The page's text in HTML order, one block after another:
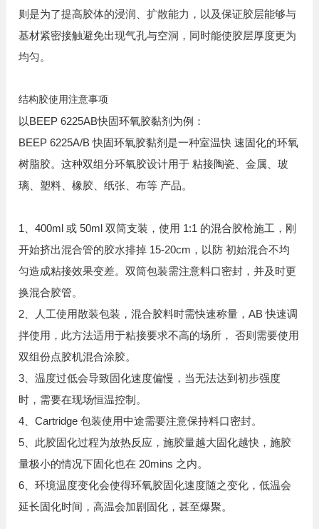
则是为了提高胶体的浸润、扩散能力，以及保证胶层能够与
基材紧密接触避免出现气孔与空洞，同时能使胶层厚度更为
均匀。
结构胶使用注意事项
以BEEP 6225AB快固环氧胶黏剂为例：
BEEP 6225A/B 快固环氧胶黏剂是一种室温快 速固化的环氧
树脂胶。这种双组分环氧胶设计用于 粘接陶瓷、金属、玻
璃、塑料、橡胶、纸张、布等 产品。
1、400ml 或 50ml 双筒支装，使用 1:1 的混合胶枪施工，刚
开始挤出混合管的胶水排掉 15-20cm，以防 初始混合不均
匀造成粘接效果变差。双筒包装需注意料口密封，并及时更
换混合胶管。
2、人工使用散装包装，混合胶料时需快速称量，AB 快速调
拌使用，此方法适用于粘接要求不高的场所， 否则需要使用
双组份点胶机混合涂胶。
3、温度过低会导致固化速度偏慢，当无法达到初步强度
时，需要在现场恒温控制。
4、Cartridge 包装使用中途需要注意保持料口密封。
5、此胶固化过程为放热反应，施胶量越大固化越快，施胶
量极小的情况下固化也在 20mins 之内。
6、环境温度变化会使得环氧胶固化速度随之变化，低温会
延长固化时间，高温会加剧固化，甚至爆聚。